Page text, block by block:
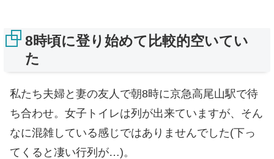
8時頃に登り始めて比較的空いてい
た
私たち夫婦と妻の友人で朝8時に京急高尾山駅で待
ち合わせ。女子トイレは列が出来ていますが、そん
なに混雑している感じではありませんでした(下っ
てくると凄い行列が…)。